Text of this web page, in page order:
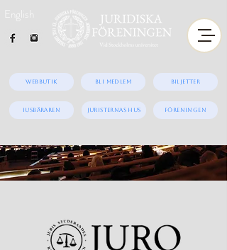
Bli medlem Biljetter
English
Webbutik
iUSBäraren Juristernas hus Föreningen